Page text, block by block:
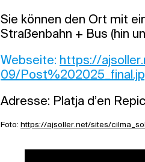
Sie können den Ort mit
Straßenbahn + Bus (hin
Webseite: https://
09/
Adresse: Platja d’en
Foto: https://ajsoller.net/sites/